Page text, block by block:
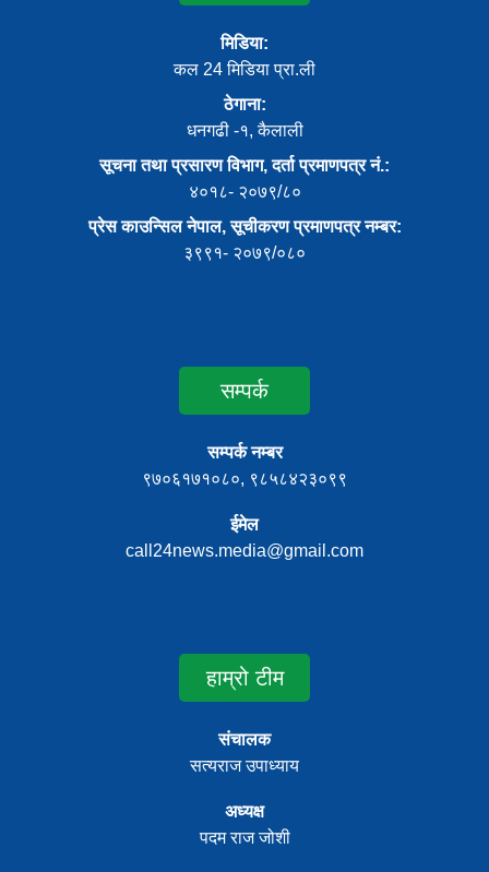
मिडिया:
कल 24 मिडिया प्रा.ली
ठेगाना:
धनगढी -१, कैलाली
सूचना तथा प्रसारण विभाग, दर्ता प्रमाणपत्र नं.:
४०१८- २०७९/८०
प्रेस काउन्सिल नेपाल, सूचीकरण प्रमाणपत्र नम्बर:
३९९१- २०७९/०८०
सम्पर्क
सम्पर्क नम्बर
९७०६१७१०८०, ९८५८४२३०९९
ईमेल
call24news.media@gmail.com
हाम्रो टीम
संचालक
सत्यराज उपाध्याय
अध्यक्ष
पदम राज जोशी